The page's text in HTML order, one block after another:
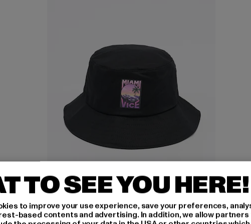
MERCHCODE
Miami Vice Print
TO SEE YOU HERE!
to improve your use experience, save your preferences,
based contents and advertising. In addition, we allow